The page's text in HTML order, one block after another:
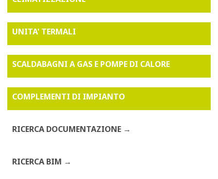
UNITA' TERMALI
SCALDABAGNI A GAS E POMPE DI CALORE
COMPLEMENTI DI IMPIANTO
RICERCA DOCUMENTAZIONE
RICERCA BIM